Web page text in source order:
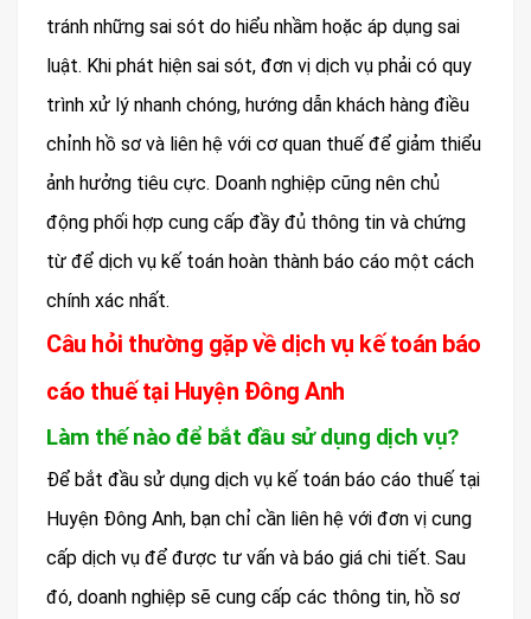
tránh những sai sót do hiểu nhầm hoặc áp dụng sai
luật. Khi phát hiện sai sót, đơn vị dịch vụ phải có quy
trình xử lý nhanh chóng, hướng dẫn khách hàng điều
chỉnh hồ sơ và liên hệ với cơ quan thuế để giảm thiểu
ảnh hưởng tiêu cực. Doanh nghiệp cũng nên chủ
động phối hợp cung cấp đầy đủ thông tin và chứng
từ để dịch vụ kế toán hoàn thành báo cáo một cách
chính xác nhất.
Câu hỏi thường gặp về dịch vụ kế toán báo
cáo thuế tại Huyện Đông Anh
Làm thế nào để bắt đầu sử dụng dịch vụ?
Để bắt đầu sử dụng dịch vụ kế toán báo cáo thuế tại
Huyện Đông Anh, bạn chỉ cần liên hệ với đơn vị cung
cấp dịch vụ để được tư vấn và báo giá chi tiết. Sau
đó, doanh nghiệp sẽ cung cấp các thông tin, hồ sơ